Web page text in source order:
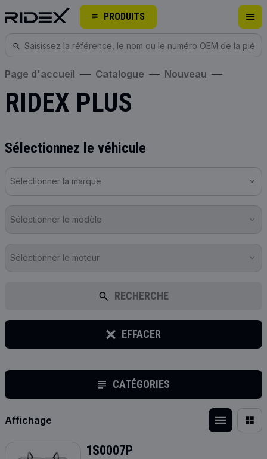
PRODUITS
Page d'accueil Catalogue Nouveau
RIDEX PLUS
Sélectionnez le véhicule
Sélectionner la marque
Sélectionner le modèle
Sélectionner le moteur
RECHERCHE
EFFACER
CATÉGORIES
Affichage
1S0007P